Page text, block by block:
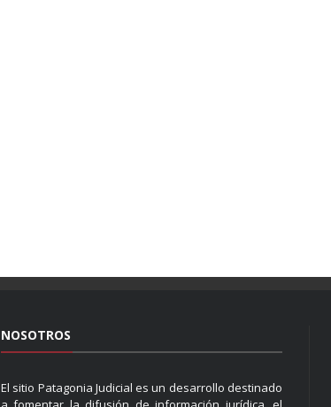
NOSOTROS
El sitio Patagonia Judicial es un desarrollo destinado